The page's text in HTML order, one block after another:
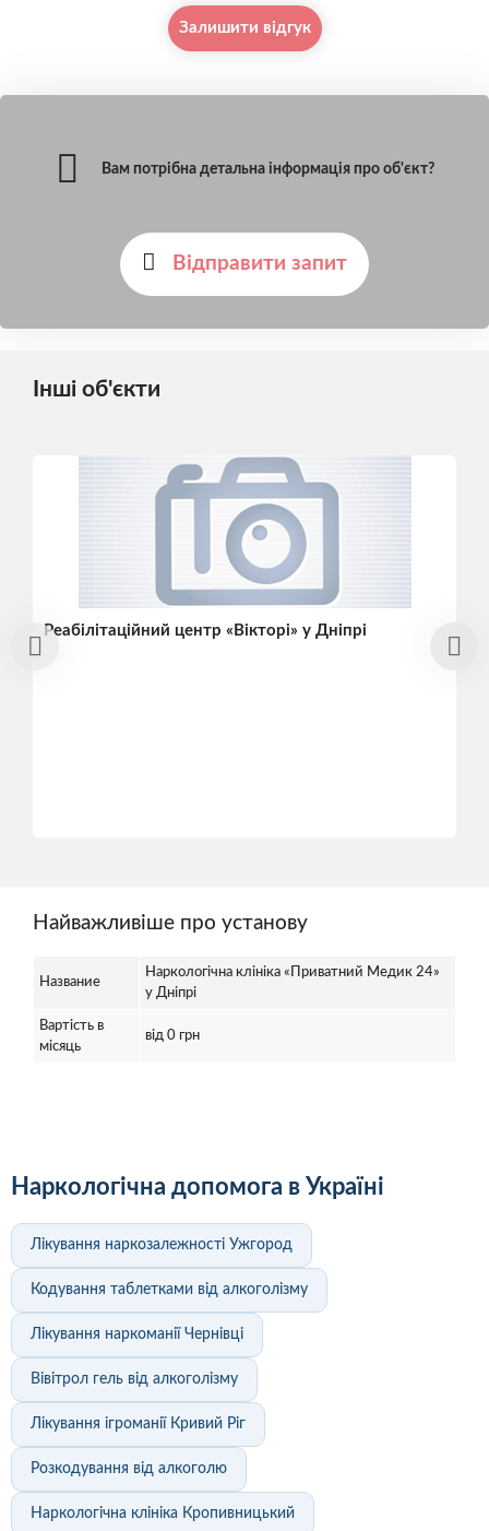
Залишити відгук
Вам потрібна детальна інформація про об'єкт?
Відправити запит
Інші об'єкти
Реабілітаційний центр «Вікторі» у Дніпрі
Найважливіше про установу
Название
Наркологічна клініка «Приватний Медик 24»
у Дніпрі
Вартість в
місяць
від 0 грн
Наркологічна допомога в Україні
Лікування наркозалежності Ужгород
Кодування таблетками від алкоголізму
Лікування наркоманії Чернівці
Вівітрол гель від алкоголізму
Лікування ігроманії Кривий Ріг
Розкодування від алкоголю
Наркологічна клініка Кропивницький